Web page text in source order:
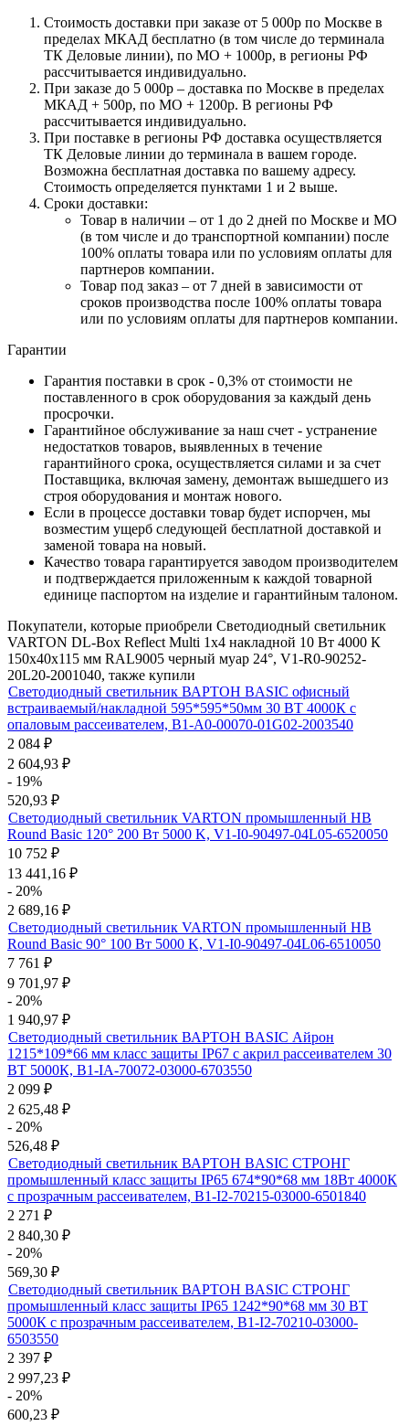
Стоимость доставки при заказе от 5 000р по Москве в
пределах МКАД бесплатно (в том числе до терминала
ТК Деловые линии), по МО + 1000р, в регионы РФ
рассчитывается индивидуально.
При заказе до 5 000р – доставка по Москве в пределах
МКАД + 500р, по МО + 1200р. В регионы РФ
рассчитывается индивидуально.
При поставке в регионы РФ доставка осуществляется
ТК Деловые линии до терминала в вашем городе.
Возможна бесплатная доставка по вашему адресу.
Стоимость определяется пунктами 1 и 2 выше.
Сроки доставки:
Товар в наличии – от 1 до 2 дней по Москве и МО
(в том числе и до транспортной компании) после
100% оплаты товара или по условиям оплаты для
партнеров компании.
Товар под заказ – от 7 дней в зависимости от
сроков производства после 100% оплаты товара
или по условиям оплаты для партнеров компании.
Гарантии
Гарантия поставки в срок - 0,3% от стоимости не
поставленного в срок оборудования за каждый день
просрочки.
Гарантийное обслуживание за наш счет - устранение
недостатков товаров, выявленных в течение
гарантийного срока, осуществляется силами и за счет
Поставщика, включая замену, демонтаж вышедшего из
строя оборудования и монтаж нового.
Если в процессе доставки товар будет испорчен, мы
возместим ущерб следующей бесплатной доставкой и
заменой товара на новый.
Качество товара гарантируется заводом производителем
и подтверждается приложенным к каждой товарной
единице паспортом на изделие и гарантийным талоном.
Покупатели, которые приобрели Светодиодный светильник
VARTON DL-Box Reflect Multi 1x4 накладной 10 Вт 4000 К
150х40х115 мм RAL9005 черный муар 24°, V1-R0-90252-
20L20-2001040, также купили
Светодиодный светильник ВАРТОН BASIC офисный
встраиваемый/накладной 595*595*50мм 30 ВТ 4000К с
опаловым рассеивателем, B1-A0-00070-01G02-2003540
2 084 ₽
2 604,93 ₽
- 19%
520,93 ₽
Светодиодный светильник VARTON промышленный HB
Round Basic 120° 200 Вт 5000 K, V1-I0-90497-04L05-6520050
10 752 ₽
13 441,16 ₽
- 20%
2 689,16 ₽
Светодиодный светильник VARTON промышленный HB
Round Basic 90° 100 Вт 5000 K, V1-I0-90497-04L06-6510050
7 761 ₽
9 701,97 ₽
- 20%
1 940,97 ₽
Светодиодный светильник ВАРТОН BASIC Айрон
1215*109*66 мм класс защиты IP67 с акрил рассеивателем 30
ВТ 5000К, B1-IA-70072-03000-6703550
2 099 ₽
2 625,48 ₽
- 20%
526,48 ₽
Светодиодный светильник ВАРТОН BASIC СТРОНГ
промышленный класс защиты IP65 674*90*68 мм 18Вт 4000К
с прозрачным рассеивателем, B1-I2-70215-03000-6501840
2 271 ₽
2 840,30 ₽
- 20%
569,30 ₽
Светодиодный светильник ВАРТОН BASIC СТРОНГ
промышленный класс защиты IP65 1242*90*68 мм 30 ВТ
5000К с прозрачным рассеивателем, B1-I2-70210-03000-
6503550
2 397 ₽
2 997,23 ₽
- 20%
600,23 ₽